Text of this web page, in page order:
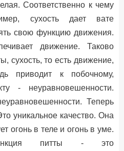
Соответственно к чему
сухость дает вате
свою функцию движения.
движение. Таково
сухость, то есть движение,
приводит к побочному,
- неуравновешенности.
Теперь
уникальное качество. Она
огонь в теле и огонь в уме.
функция питты - это